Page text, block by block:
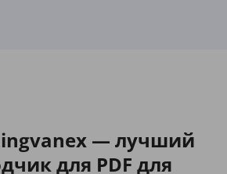
— лучший
для PDF для